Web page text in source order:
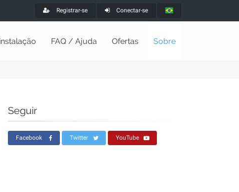
Registrar-se Conectar-se
FAQ / Ajuda Ofertas Sobre
Seguir
Facebook Twitter YouTube